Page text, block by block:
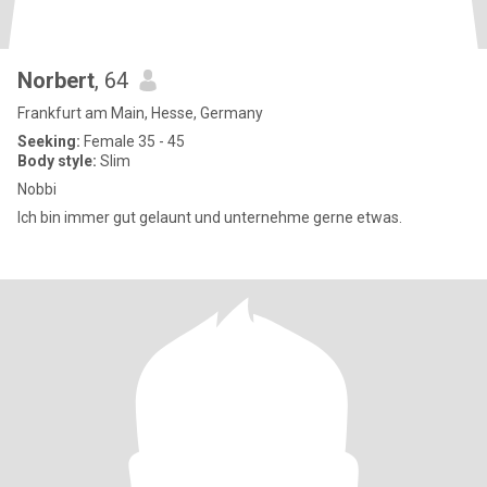
Norbert, 64
Frankfurt am Main, Hesse, Germany
Seeking: Female 35 - 45
Body style: Slim
Nobbi
Ich bin immer gut gelaunt und unternehme gerne etwas.